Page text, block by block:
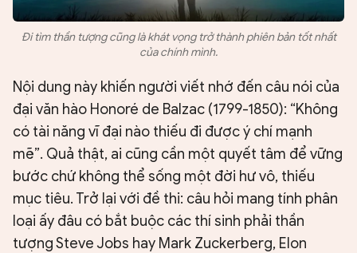
Đi tìm thần tượng cũng là khát vọng trở thành phiên bản tốt nhất
của chính mình.
Nội dung này khiến người viết nhớ đến câu nói của
đại văn hào Honoré de Balzac (1799-1850): “Không
có tài năng vĩ đại nào thiếu đi được ý chí mạnh
mẽ”. Quả thật, ai cũng cần một quyết tâm để vững
bước chứ không thể sống một đời hư vô, thiếu
mục tiêu. Trở lại với đề thi: câu hỏi mang tính phân
loại ấy đâu có bắt buộc các thí sinh phải thần
tượng Steve Jobs hay Mark Zuckerberg, Elon